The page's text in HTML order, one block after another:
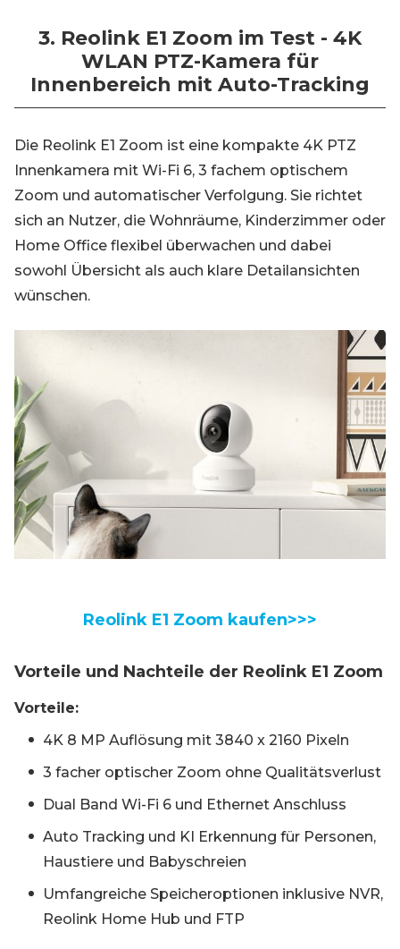
3. Reolink E1 Zoom im Test - 4K
WLAN PTZ-Kamera für
Innenbereich mit Auto-Tracking
Die Reolink E1 Zoom ist eine kompakte 4K PTZ
Innenkamera mit Wi-Fi 6, 3 fachem optischem
Zoom und automatischer Verfolgung. Sie richtet
sich an Nutzer, die Wohnräume, Kinderzimmer oder
Home Office flexibel überwachen und dabei
sowohl Übersicht als auch klare Detailansichten
wünschen.
Reolink E1 Zoom kaufen>>>
Vorteile und Nachteile der Reolink E1 Zoom
Vorteile:
4K 8 MP Auflösung mit 3840 x 2160 Pixeln
3 facher optischer Zoom ohne Qualitätsverlust
Dual Band Wi-Fi 6 und Ethernet Anschluss
Auto Tracking und KI Erkennung für Personen,
Haustiere und Babyschreien
Umfangreiche Speicheroptionen inklusive NVR,
Reolink Home Hub und FTP